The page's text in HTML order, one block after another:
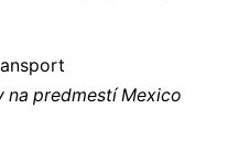
na predmestí Mexico